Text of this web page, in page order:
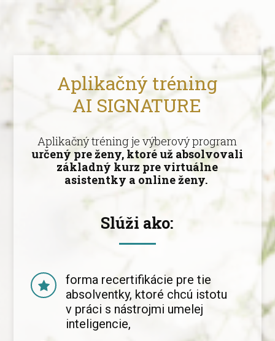
Aplikačný tréning
AI SIGNATURE
Aplikačný tréning je výberový program
určený pre ženy, ktoré už absolvovali
základný kurz pre virtuálne
asistentky a online ženy.
Slúži ako:
forma recertifikácie pre tie
absolventky, ktoré chcú istotu
v práci s nástrojmi umelej
inteligencie,